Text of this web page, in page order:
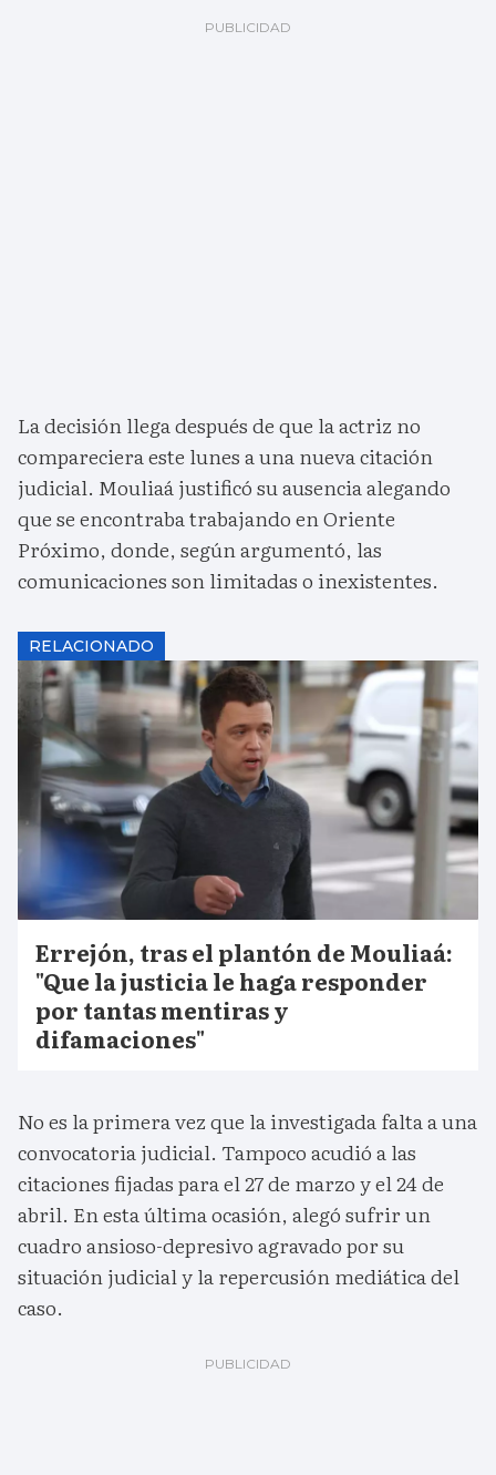
La decisión llega después de que la actriz no
compareciera este lunes a una nueva citación
judicial. Mouliaá justificó su ausencia alegando
que se encontraba trabajando en Oriente
Próximo, donde, según argumentó, las
comunicaciones son limitadas o inexistentes.
RELACIONADO
Errejón, tras el plantón de Mouliaá:
"Que la justicia le haga responder
por tantas mentiras y
difamaciones"
No es la primera vez que la investigada falta a una
convocatoria judicial. Tampoco acudió a las
citaciones fijadas para el 27 de marzo y el 24 de
abril. En esta última ocasión, alegó sufrir un
cuadro ansioso-depresivo agravado por su
situación judicial y la repercusión mediática del
caso.